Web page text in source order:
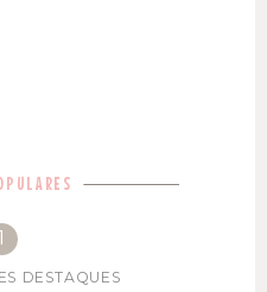
DESTAQUES